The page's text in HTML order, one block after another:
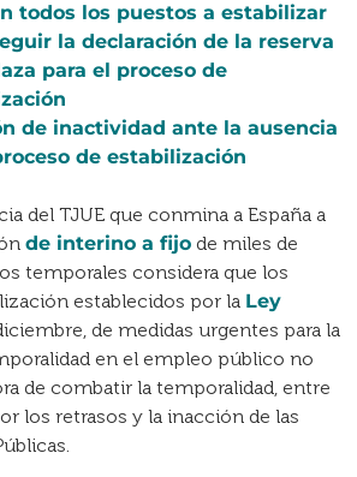
todos los puestos a estabilizar
la declaración de la reserva
para el proceso de
de inactividad ante la ausencia
de estabilización
del TJUE que conmina a España a
de interino a fijo de miles de
temporales considera que los
establecidos por la Ley
de medidas urgentes para la
en el empleo público no
de combatir la temporalidad, entre
los retrasos y la inacción de las